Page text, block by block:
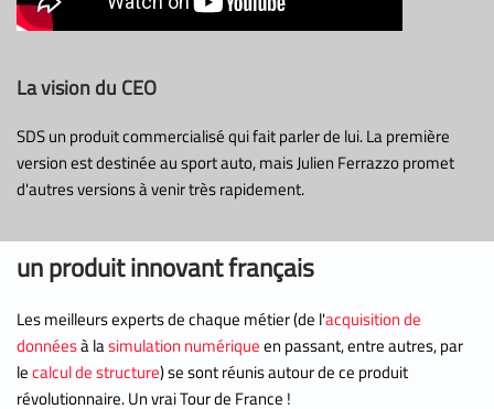
La vision du CEO
SDS un produit commercialisé qui fait parler de lui. La première
version est destinée au sport auto, mais Julien Ferrazzo promet
d'autres versions à venir très rapidement.
un produit innovant français
Les meilleurs experts de chaque métier (de l'acquisition de
donnéesà lasimulation numériqueen passant, entre autres, par
lecalcul de structure) se sont réunis autour de ce produit
révolutionnaire. Un vrai Tour de France !